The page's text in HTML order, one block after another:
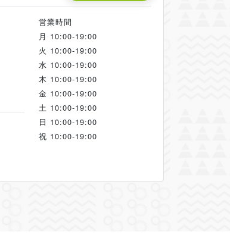
営業時間
月 10:00-19:00
火 10:00-19:00
水 10:00-19:00
木 10:00-19:00
金 10:00-19:00
土 10:00-19:00
日 10:00-19:00
祝 10:00-19:00